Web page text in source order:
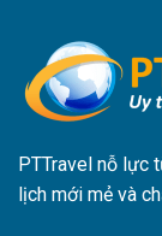
PTTravel nỗ lực
lịch mới mẻ và